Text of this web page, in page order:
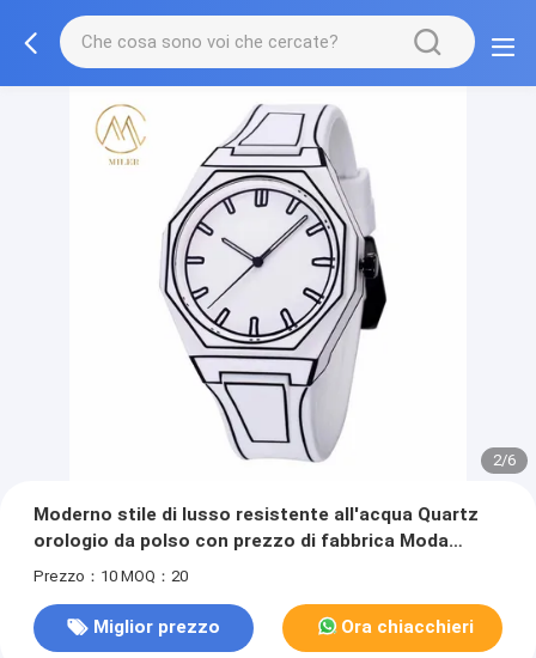
3/6
Moderno stile di lusso resistente all'acqua Quartz
orologio da polso con prezzo di fabbrica Moda
maschile
Prezzo：10 MOQ：20
Miglior prezzo Ora chiacchieri